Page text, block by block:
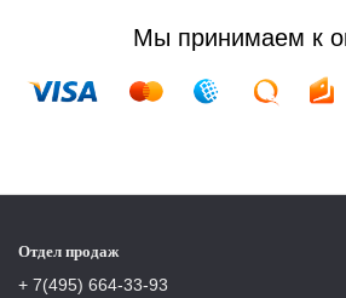
Мы принимаем к
Отдел продаж
+ 7(495) 664-33-93